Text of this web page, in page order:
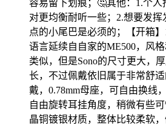
容易留下划痕；🤔其他：1.个
对更均衡耐听一些；2.想要发
点的小尾巴是必须的；【开箱
语言延续自自家的ME500，风
类似，但是Sono的尺寸更大，
长，不过佩戴依旧属于非常舒
戴，0.78mm母座，可自由换线
自由旋转耳挂角度，稍微有些
晶铜镀银材质，整体比较柔软